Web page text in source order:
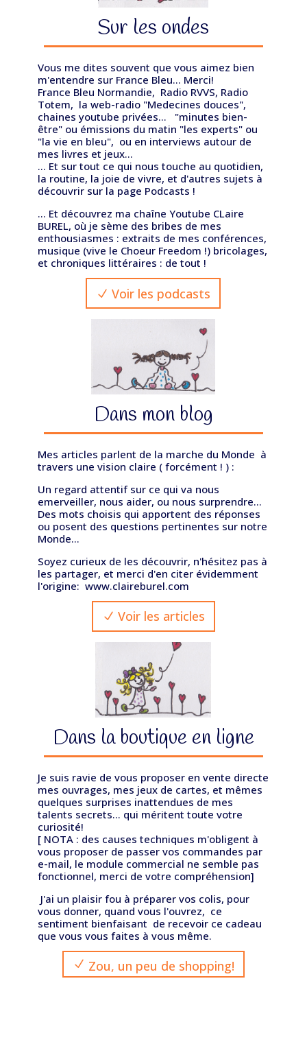
Sur les ondes
Vous me dites souvent que vous aimez bien
m'entendre sur France Bleu... Merci!
France Bleu Normandie, Radio RVVS, Radio
Totem, la web-radio "Medecines douces",
chaines youtube privées... "minutes bien-
être" ou émissions du matin "les experts" ou
"la vie en bleu", ou en interviews autour de
mes livres et jeux...
... Et sur tout ce qui nous touche au quotidien,
la routine, la joie de vivre, et d'autres sujets à
découvrir sur la page Podcasts !
... Et découvrez ma chaîne Youtube CLaire
BUREL, où je sème des bribes de mes
enthousiasmes : extraits de mes conférences,
musique (vive le Choeur Freedom !) bricolages,
et chroniques littéraires : de tout !
Voir les podcasts
Dans mon blog
Mes articles parlent de la marche du Monde à
travers une vision claire ( forcément ! ) :
Un regard attentif sur ce qui va nous
emerveiller, nous aider, ou nous surprendre...
Des mots choisis qui apportent des réponses
ou posent des questions pertinentes sur notre
Monde...
Soyez curieux de les découvrir, n'hésitez pas à
les partager, et merci d'en citer évidemment
l'origine: www.claireburel.com
Voir les articles
Dans la boutique en ligne
Je suis ravie de vous proposer en vente directe
mes ouvrages, mes jeux de cartes, et mêmes
quelques surprises inattendues de mes
talents secrets... qui méritent toute votre
curiosité!
[ NOTA : des causes techniques m'obligent à
vous proposer de passer vos commandes par
e-mail, le module commercial ne semble pas
fonctionnel, merci de votre compréhension]
J'ai un plaisir fou à préparer vos colis, pour
vous donner, quand vous l'ouvrez, ce
sentiment bienfaisant de recevoir ce cadeau
que vous vous faites à vous même.
Zou, un peu de shopping!